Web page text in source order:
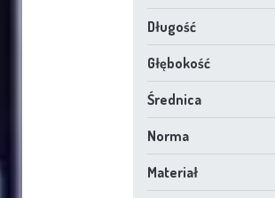
Długość
Głębokość
Średnica
Norma
Materiał